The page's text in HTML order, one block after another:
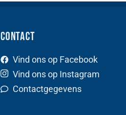
Contact
Vind ons op Facebook
Vind ons op Instagram
Contactgegevens